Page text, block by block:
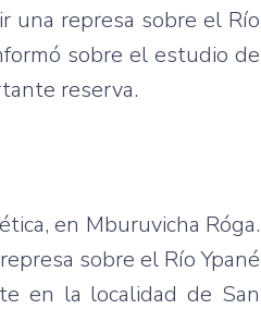
una represa sobre el Río
sobre el estudio de
reserva.
en Mburuvicha Róga.
sobre el Río Ypané
en la localidad de San